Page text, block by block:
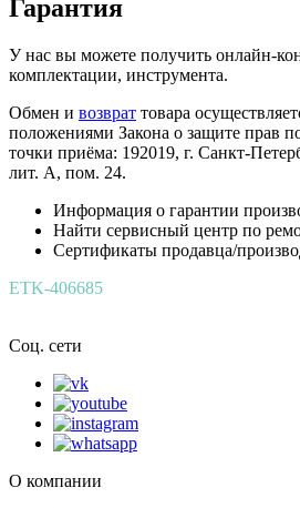
Гарантия
У нас вы можете получить онлайн-
комплектации, инструмента.
Обмен и возврат товара
положениями Закона о защите прав
точки приёма: 192019, г. Санкт-
лит. А, пом. 24.
Информация о гарантии
Найти сервисный центр по
Сертификаты продавца/
ETK-406685
Соц. сети
О компании